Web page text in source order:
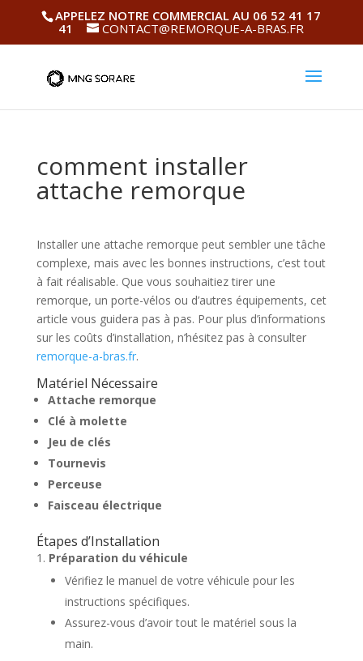
APPELEZ NOTRE COMMERCIAL AU 06 52 41 17
41
CONTACT@REMORQUE-A-BRAS.FR
comment installer
attache remorque
Installer une attache remorque peut sembler une tâche
complexe, mais avec les bonnes instructions, c’est tout
à fait réalisable. Que vous souhaitiez tirer une
remorque, un porte-vélos ou d’autres équipements, cet
article vous guidera pas à pas. Pour plus d’informations
sur les coûts d’installation, n’hésitez pas à consulter
remorque-a-bras.fr.
Matériel Nécessaire
Attache remorque
Clé à molette
Jeu de clés
Tournevis
Perceuse
Faisceau électrique
Étapes d’Installation
Préparation du véhicule
Vérifiez le manuel de votre véhicule pour les
instructions spécifiques.
Assurez-vous d’avoir tout le matériel sous la
main.